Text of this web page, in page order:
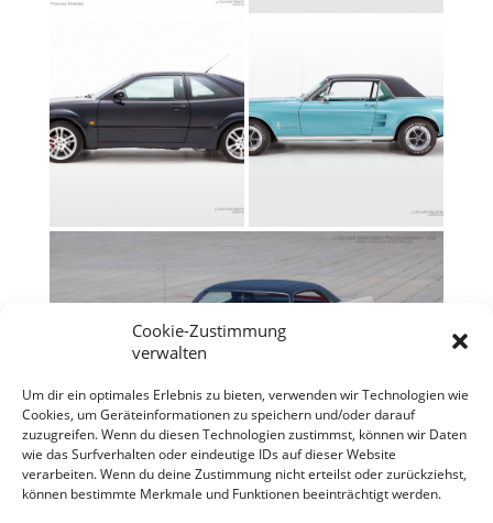
Cookie-Zustimmung
verwalten
Um dir ein optimales Erlebnis zu bieten, verwenden wir Technologien wie
Cookies, um Geräteinformationen zu speichern und/oder darauf
zuzugreifen. Wenn du diesen Technologien zustimmst, können wir Daten
wie das Surfverhalten oder eindeutige IDs auf dieser Website
verarbeiten. Wenn du deine Zustimmung nicht erteilst oder zurückziehst,
können bestimmte Merkmale und Funktionen beeinträchtigt werden.